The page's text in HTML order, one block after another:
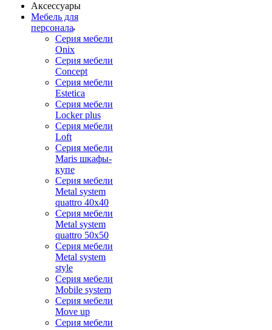
Аксессуары
Мебель для
персонала
Серия мебели
Onix
Серия мебели
Concept
Серия мебели
Estetica
Серия мебели
Locker plus
Серия мебели
Loft
Серия мебели
Maris шкафы-
купе
Серия мебели
Metal system
quattro 40x40
Серия мебели
Metal system
quattro 50x50
Серия мебели
Metal system
style
Серия мебели
Mobile system
Серия мебели
Move up
Серия мебели